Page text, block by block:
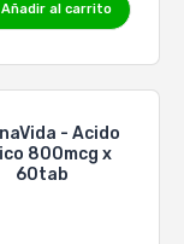
Añadir al carrito